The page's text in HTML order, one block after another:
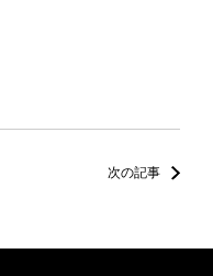
次の記事